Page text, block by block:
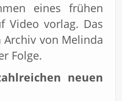
eines frühen
Video vorlag. Das
von Melinda
Folge.
neuen